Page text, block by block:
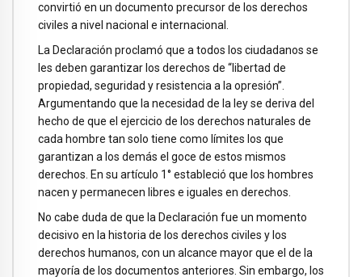
convirtió en un documento precursor de los derechos
civiles a nivel nacional e internacional.
La Declaración proclamó que a todos los ciudadanos se
les deben garantizar los derechos de “libertad de
propiedad, seguridad y resistencia a la opresión”.
Argumentando que la necesidad de la ley se deriva del
hecho de que el ejercicio de los derechos naturales de
cada hombre tan solo tiene como límites los que
garantizan a los demás el goce de estos mismos
derechos. En su artículo 1° estableció que los hombres
nacen y permanecen libres e iguales en derechos.
No cabe duda de que la Declaración fue un momento
decisivo en la historia de los derechos civiles y los
derechos humanos, con un alcance mayor que el de la
mayoría de los documentos anteriores. Sin embargo, los